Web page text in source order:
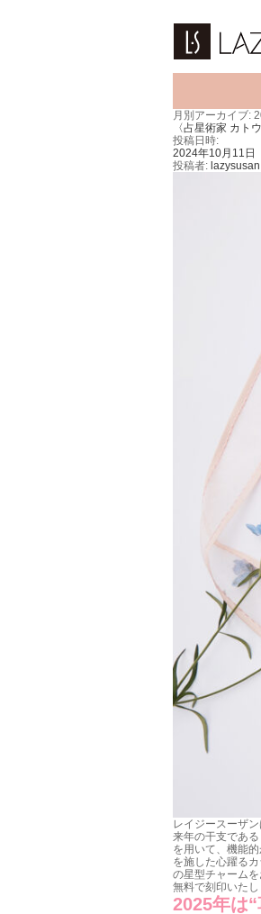
月別アーカイブ:
〈占星術家 カト
投稿日時:
2024年10月11日
投稿者: lazysusan
レイジースーザ
来年の干支であ
を用いて、機能
を施した心躍る
の星型チャーム
無料で刻印いたし
2025年は